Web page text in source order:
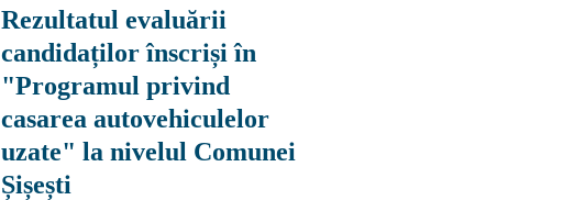
Rezultatul evaluării
candidaților înscriși în
"Programul privind
casarea autovehiculelor
uzate" la nivelul Comunei
Șișești